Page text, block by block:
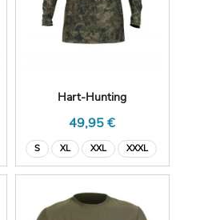
Hart-Hunting
49,95 €
S XL XXL XXXL